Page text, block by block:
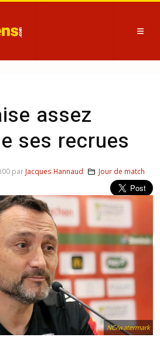
assez
ses recrues
NC/watermark
par Jacques Hannaud Jour de match